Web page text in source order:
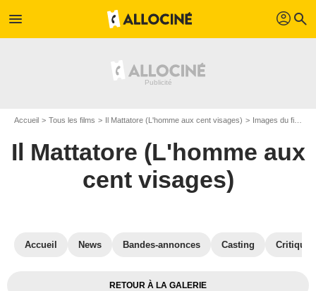
menu profil search
Accueil Tous les films Il Mattatore (L'homme aux cent visages) Images du film Il Mattatore (L'homme aux cent visages)
Il Mattatore (L'homme aux
cent visages)
Accueil News Bandes-annonces Casting
RETOUR À LA GALERIE